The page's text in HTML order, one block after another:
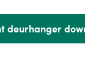
deurhanger